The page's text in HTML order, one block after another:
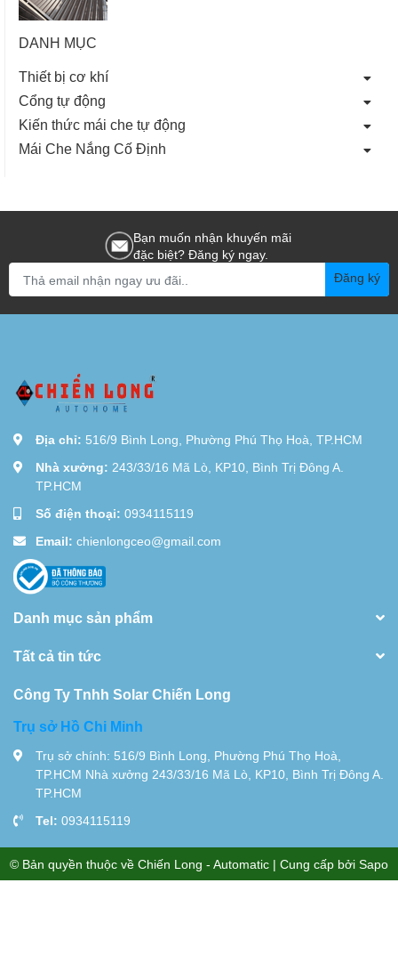
DANH MỤC
Thiết bị cơ khí
Cổng tự động
Kiến thức mái che tự động
Mái Che Nắng Cố Định
Bạn muốn nhận khuyến mãi
đặc biệt? Đăng ký ngay.
Đăng ký
Địa chỉ: 516/9 Bình Long, Phường Phú Thọ Hoà, TP.HCM
Nhà xưởng: 243/33/16 Mã Lò, KP10, Bình Trị Đông A.
TP.HCM
Số điện thoại: 0934115119
Email: chienlongceo@gmail.com
Danh mục sản phẩm
Tất cả tin tức
Công Ty Tnhh Solar Chiến Long
Trụ sở Hồ Chi Minh
Trụ sở chính: 516/9 Bình Long, Phường Phú Thọ Hoà,
TP.HCM Nhà xưởng 243/33/16 Mã Lò, KP10, Bình Trị Đông A.
TP.HCM
Tel: 0934115119
© Bản quyền thuộc về Chiến Long - Automatic | Cung cấp bởi Sapo